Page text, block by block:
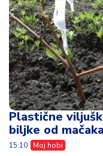
Plastične
biljke od
15:10 Moj hobi